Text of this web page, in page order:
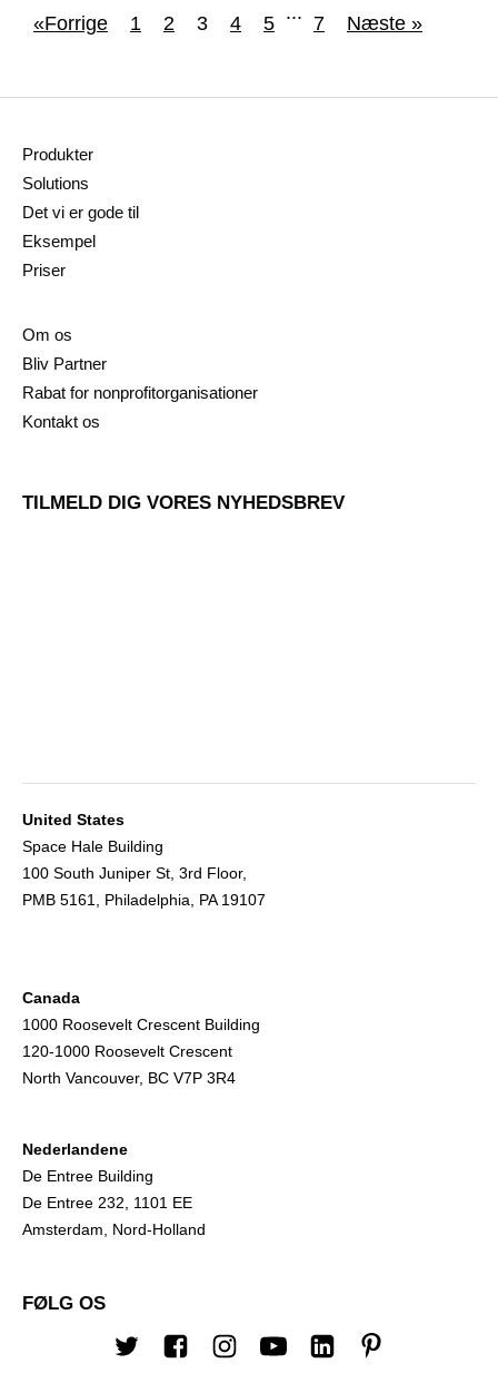
«Forrige 1 2 3 4 5 ... 7 Næste »
Produkter
Solutions
Det vi er gode til
Eksempel
Priser
Om os
Bliv Partner
Rabat for nonprofitorganisationer
Kontakt os
TILMELD DIG VORES NYHEDSBREV
United States
Space Hale Building
100 South Juniper St, 3rd Floor,
PMB 5161, Philadelphia, PA 19107
Canada
1000 Roosevelt Crescent Building
120-1000 Roosevelt Crescent
North Vancouver, BC V7P 3R4
Nederlandene
De Entree Building
De Entree 232, 1101 EE
Amsterdam, Nord-Holland
FØLG OS
TwitterFacebookInstagram
YoutubeLinkedin